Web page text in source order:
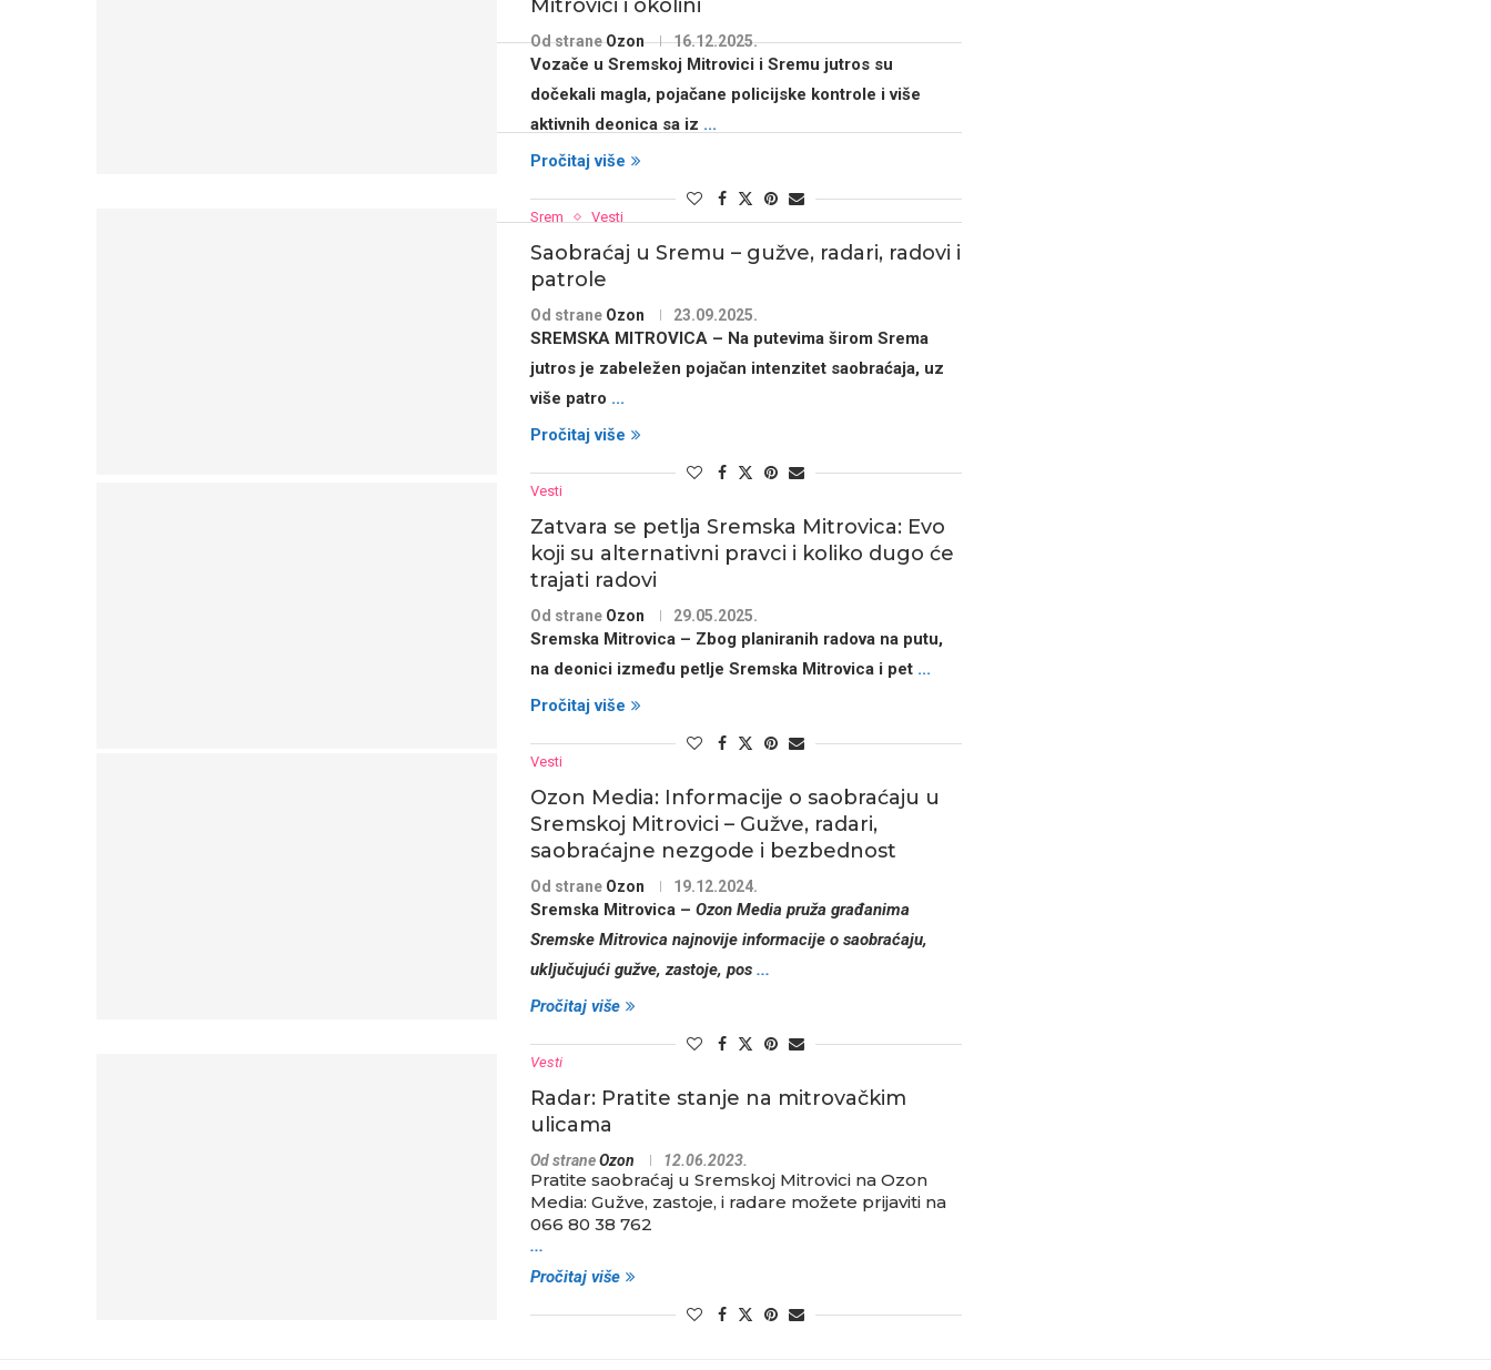
Mitrovici i okolini
Od straneOzon 16.12.2025.
Vozače u Sremskoj Mitrovici i Sremu jutros su
dočekali magla, pojačane policijske kontrole i više
aktivnih deonica sa iz ...
Pročitaj više
Srem Vesti
Saobraćaj u Sremu – gužve, radari, radovi i
patrole
Od strane Ozon 23.09.2025.
SREMSKA MITROVICA– Na putevima širom Srema
jutros je zabeležen pojačan intenzitet saobraćaja, uz
više patro ...
Pročitaj više
Vesti
Zatvara se petlja Sremska Mitrovica: Evo
koji su alternativni pravci i koliko dugo će
trajati radovi
Od strane Ozon 29.05.2025.
Sremska Mitrovica – Zbog planiranih radova na putu,
na deonici između petlje Sremska Mitrovicai pet ...
Pročitaj više
Vesti
Ozon Media: Informacije o saobraćaju u
Sremskoj Mitrovici – Gužve, radari,
saobraćajne nezgode i bezbednost
Od strane Ozon 19.12.2024.
Sremska Mitrovica – Ozon Media pruža građanima
Sremske Mitrovica najnovije informacije o saobraćaju,
uključujući gužve, zastoje, pos ...
Pročitaj više
Vesti
Radar: Pratite stanje na mitrovačkim
ulicama
Od straneOzon 12.06.2023.
Pratite saobraćaj u Sremskoj Mitrovici na Ozon
Media: Gužve, zastoje, i radare možete prijaviti na
066 80 38 762
...
Pročitaj više